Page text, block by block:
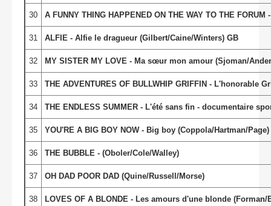
30 A FUNNY THING HAPPENED ON THE WAY TO THE
31 ALFIE - Alfie le dragueur (Gilbert/Caine/Winters) GB
32 MY SISTER MY LOVE - Ma sœur mon amour (Sjoman/
33 THE ADVENTURES OF BULLWHIP GRIFFIN - L'honorable
34 THE ENDLESS SUMMER - L'été sans fin - documentaire
35 YOU'RE A BIG BOY NOW - Big boy (Coppola/Hartman/Page)
36 THE BUBBLE - (Oboler/Cole/Walley)
37 OH DAD POOR DAD (Quine/Russell/Morse)
38 LOVES OF A BLONDE - Les amours d'une blonde